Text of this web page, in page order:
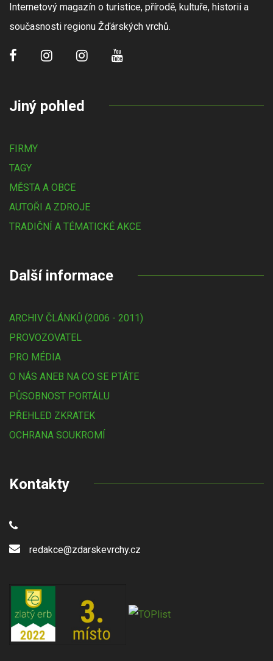
Internetový magazín o turistice, přírodě, kultuře, historii a
současnosti regionu Žďárských vrchů.
Jiný pohled
FIRMY
TAGY
MĚSTA A OBCE
AUTOŘI A ZDROJE
TRADIČNÍ A TÉMATICKÉ AKCE
Další informace
ARCHIV ČLÁNKŮ (2006 - 2011)
PROVOZOVATEL
PRO MÉDIA
O NÁS ANEB NA CO SE PTÁTE
PŮSOBNOST PORTÁLU
PŘEHLED ZKRATEK
OCHRANA SOUKROMÍ
Kontakty
redakce@zdarskevrchy.cz